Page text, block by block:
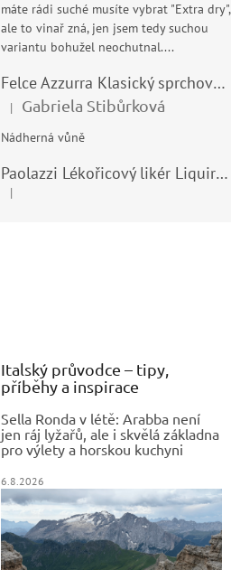
máte rádi suché musíte vybrat "Extra dry",
ale to vinař zná, jen jsem tedy suchou
variantu bohužel neochutnal....
Felce Azzurra Klasický sprchový gel - doccia gel 400ml
Hodnocení produktu je 5 z 5 hvězdiček.
| Gabriela Stibůrková
Nádherná vůně
Paolazzi Lékořicový likér Liquirizia 24% 0,7L
Hodnocení produktu je 5 z 5 hvězdiček.
|
Italský průvodce – tipy,
příběhy a inspirace
Sella Ronda v létě: Arabba není
jen ráj lyžařů, ale i skvělá základna
pro výlety a horskou kuchyni
6.8.2026